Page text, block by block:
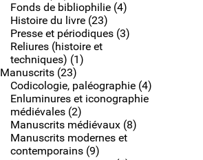
Fonds de bibliophilie (4)
Histoire du livre (23)
Presse et périodiques (3)
Reliures (histoire et
techniques) (1)
Manuscrits (23)
Codicologie, paléographie (4)
Enluminures et iconographie
médiévales (2)
Manuscrits médiévaux (8)
Manuscrits modernes et
contemporains (9)